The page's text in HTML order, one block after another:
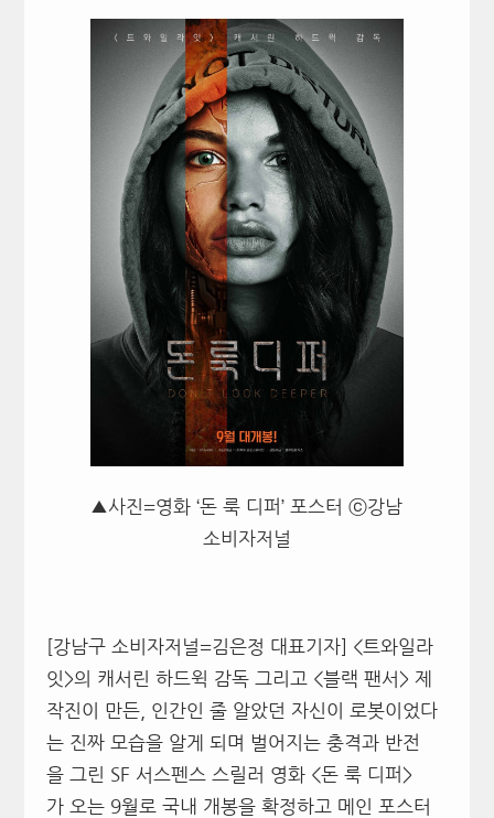
▲사진=영화 ‘돈 룩 디퍼’ 포스터 ⓒ강남
소비자저널
[강남구 소비자저널=김은정 대표기자] <트와일라
잇>의 캐서린 하드윅 감독 그리고 <블랙 팬서> 제
작진이 만든, 인간인 줄 알았던 자신이 로봇이었다
는 진짜 모습을 알게 되며 벌어지는 충격과 반전
을 그린 SF 서스펜스 스릴러 영화 <돈 룩 디퍼>
가 오는 9월로 국내 개봉을 확정하고 메인 포스터